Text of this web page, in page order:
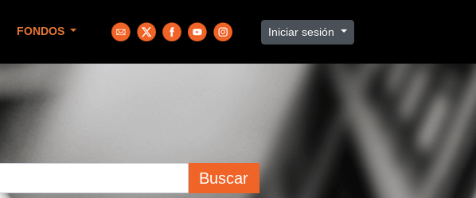
FONDOS Iniciar sesión
Buscar